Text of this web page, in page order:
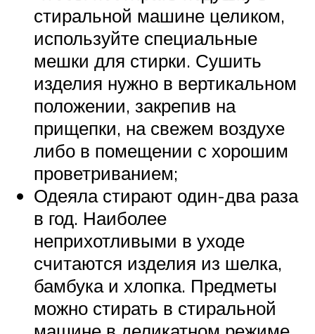
стиральной машине целиком,
используйте специальные
мешки для стирки. Сушить
изделия нужно в вертикальном
положении, закрепив на
прищепки, на свежем воздухе
либо в помещении с хорошим
проветриванием;
Одеяла стирают один-два раза
в год. Наиболее
неприхотливыми в уходе
считаются изделия из шелка,
бамбука и хлопка. Предметы
можно стирать в стиральной